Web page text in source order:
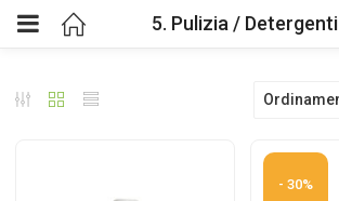
5. Pulizia / Detergenti
- 30%